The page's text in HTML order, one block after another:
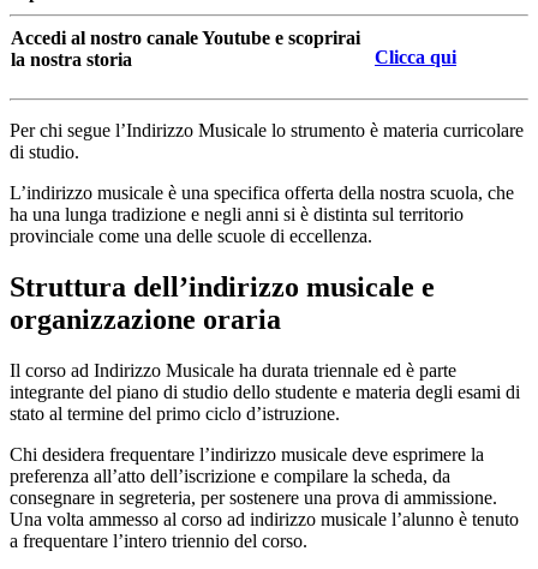
Accedi al nostro canale Youtube e scoprirai
la nostra storia
Clicca qui
Per chi segue l’Indirizzo Musicale lo strumento è materia curricolare
di studio.
L’indirizzo musicale è una specifica offerta della nostra scuola, che
ha una lunga tradizione e negli anni si è distinta sul territorio
provinciale come una delle scuole di eccellenza.
Struttura dell’indirizzo musicale e
organizzazione oraria
Il corso ad Indirizzo Musicale ha durata triennale ed è parte
integrante del piano di studio dello studente e materia degli esami di
stato al termine del primo ciclo d’istruzione.
Chi desidera frequentare l’indirizzo musicale deve esprimere la
preferenza all’atto dell’iscrizione e compilare la scheda, da
consegnare in segreteria, per sostenere una prova di ammissione.
Una volta ammesso al corso ad indirizzo musicale l’alunno è tenuto
a frequentare l’intero triennio del corso.